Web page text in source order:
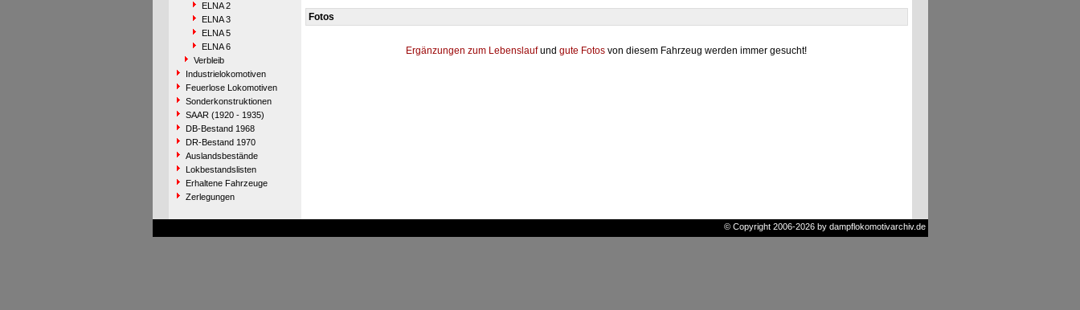
ELNA 2
ELNA 3
ELNA 5
ELNA 6
Verbleib
Industrielokomotiven
Feuerlose Lokomotiven
Sonderkonstruktionen
SAAR (1920 - 1935)
DB-Bestand 1968
DR-Bestand 1970
Auslandsbestände
Lokbestandslisten
Erhaltene Fahrzeuge
Zerlegungen
Fotos
Ergänzungen zum Lebenslaufund gute Fotos von diesem Fahrzeug werden immer gesucht!
© Copyright 2006-2026 by dampflokomotivarchiv.de